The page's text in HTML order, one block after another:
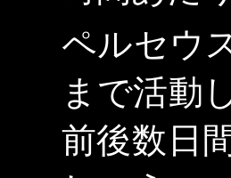
ペルセウ
まで活動
前後数日